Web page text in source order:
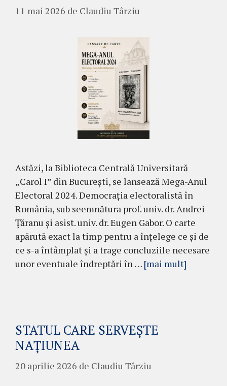
11 mai 2026 de Claudiu Târziu
Astăzi, la Biblioteca Centrală Universitară
„Carol I” din București, se lansează Mega-Anul
Electoral 2024. Democrația electoralistă în
România, sub seemnătura prof. univ. dr. Andrei
Țăranu și asist. univ. dr. Eugen Gabor. O carte
apărută exact la timp pentru a înțelege ce și de
ce s-a întâmplat și a trage concluziile necesare
unor eventuale îndreptări în … [mai mult]
STATUL CARE SERVEȘTE
NAȚIUNEA
20 aprilie 2026 de Claudiu Târziu